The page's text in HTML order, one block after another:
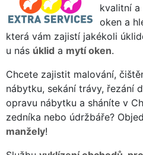
kvalitní
oken a
která vám zajistí jakékoli
u nás úklid a mytí oken.
Chcete zajistit malování,
nábytku, sekání trávy, řezání
opravu nábytku a sháníte v
zedníka nebo údržbáře?
manžely!